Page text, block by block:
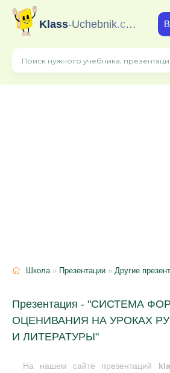
Klass-Uchebnik.com
Школа» Презентации » Другие
Презентация - "СИСТЕМА
ОЦЕНИВАНИЯ НА УРОКАХ
И ЛИТЕРАТУРЫ"
На нашем сайте презентаций